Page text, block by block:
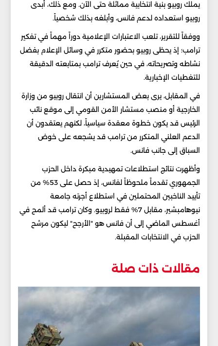
يملك روبيو بنية انتخابية مماثلة حتى الآن. ومع ذلك، أبدى
روبيو استعداده لدعم فانس، وأبلغه بذلك شخصياً.
ووفقاً للتقرير، تلعب الاعتبارات الإعلامية دوراً مهماً في تفكير
ترامب؛ إذ يحظى روبيو بحضور متكرر في وسائل الإعلام بفضل
نشاطه وتصريحاته، في حين يُعرف ترامب بمتابعته الدقيقة
للتغطيات الإخبارية.
في المقابل، يرى بعض المستشارين أن انتقال روبيو من وزارة
الخارجية أو منصب مستشار الأمن القومي إلى موقع نائب
الرئيس قد يكون خطوة معقدة سياسياً، لكنهم يعتقدون أن
الدعم العلني المتكرر من ترامب قد يشجعه على خوض
السباق إلى جانب فانس.
وأظهرت نتائج استطلاعات تمهيدية مبكرة داخل الحزب
الجمهوري تقدماً ملحوظاً لفانس، إذ حصل على 53% من
تأييد الناخبين المحتملين في استطلاع أجرته جامعة
نيوهامبشير، مقابل 7% فقط لروبيو. وكان ترامب قد ألمح في
أغسطس الماضي إلى أن فانس هو "الأرجح" ليكون مرشح
الحزب في الانتخابات المقبلة.
مقالات ذات صلة